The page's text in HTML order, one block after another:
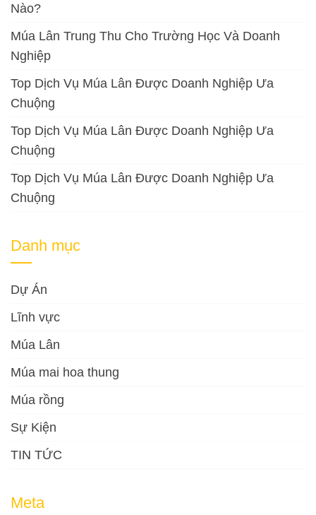
Nào?
Múa Lân Trung Thu Cho Trường Học Và Doanh
Nghiệp
Top Dịch Vụ Múa Lân Được Doanh Nghiệp Ưa
Chuộng
Top Dịch Vụ Múa Lân Được Doanh Nghiệp Ưa
Chuộng
Top Dịch Vụ Múa Lân Được Doanh Nghiệp Ưa
Chuộng
Danh mục
Dự Án
Lĩnh vực
Múa Lân
Múa mai hoa thung
Múa rồng
Sự Kiện
TIN TỨC
Meta